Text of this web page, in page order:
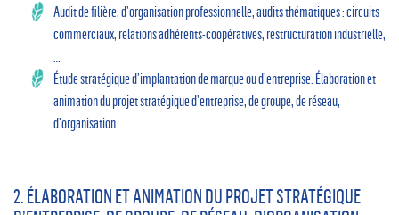
Audit de filière, d’organisation professionnelle, audits thématiques : circuits
commerciaux, relations adhérents-coopératives, restructuration industrielle,
…
Étude stratégique d’implantation de marque ou d’entreprise. Élaboration et
animation du projet stratégique d’entreprise, de groupe, de réseau,
d’organisation.
2. ÉLABORATION ET ANIMATION DU PROJET STRATÉGIQUE